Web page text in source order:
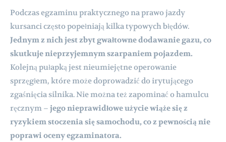
Podczas egzaminu praktycznego na prawo jazdy
kursanci często popełniają kilka typowych błędów.
Jednym z nich jest zbyt gwałtowne dodawanie gazu, co
skutkuje nieprzyjemnym szarpaniem pojazdem.
Kolejną pułapką jest nieumiejętne operowanie
sprzęgłem, które może doprowadzić do irytującego
zgaśnięcia silnika. Nie można też zapominać o hamulcu
ręcznym – jego nieprawidłowe użycie wiąże się z
ryzykiem stoczenia się samochodu, co z pewnością nie
poprawi oceny egzaminatora.